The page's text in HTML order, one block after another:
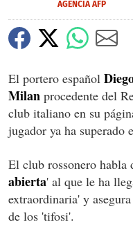
AGENCIA AFP
El portero español
Milan procedente del
club italiano en su
jugador ya ha superado
El club rossonero habla
abierta' al que le ha
extraordinaria' y
de los 'tifosi'.